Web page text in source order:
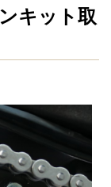
キット取